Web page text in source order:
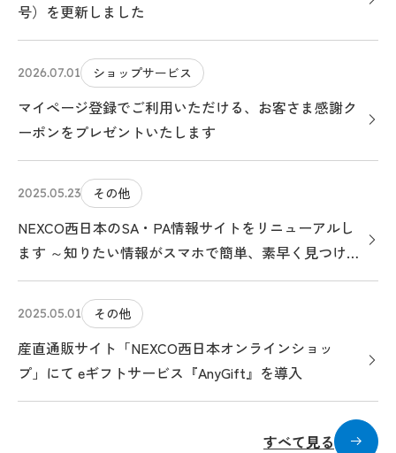
号）を更新しました
2026.07.01 ショップサービス
マイページ登録でご利用いただける、お客さま感謝ク
ーポンをプレゼントいたします
2025.05.23 その他
NEXCO西日本のSA・PA情報サイトをリニューアルし
ます ～知りたい情報がスマホで簡単、素早く見つけら
れる、クルマ旅のお役立ちサイトになります～
2025.05.01 その他
産直通販サイト「NEXCO西日本オンラインショッ
プ」にて eギフトサービス『AnyGift』を導入
すべて見る